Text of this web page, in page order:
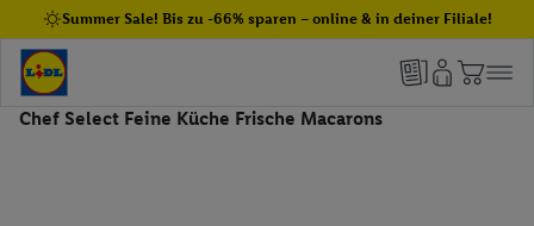
Summer Sale! Bis zu -66% sparen – online & in deiner Filiale!
Chef Select Feine Küche Frische Macarons